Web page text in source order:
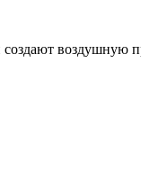
воздушную